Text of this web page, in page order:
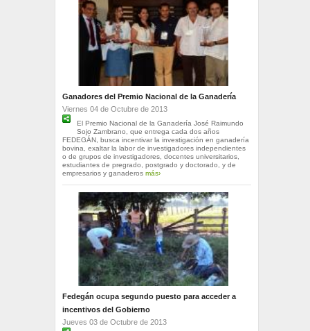
Ganadores del Premio Nacional de la Ganadería
Viernes 04 de Octubre de 2013
El Premio Nacional de la Ganadería José Raimundo
Sojo Zambrano, que entrega cada dos años
FEDEGÁN, busca incentivar la investigación en ganadería
bovina, exaltar la labor de investigadores independientes
o de grupos de investigadores, docentes universitarios,
estudiantes de pregrado, postgrado y doctorado, y de
empresarios y ganaderos más›
Fedegán ocupa segundo puesto para acceder a
incentivos del Gobierno
Jueves 03 de Octubre de 2013